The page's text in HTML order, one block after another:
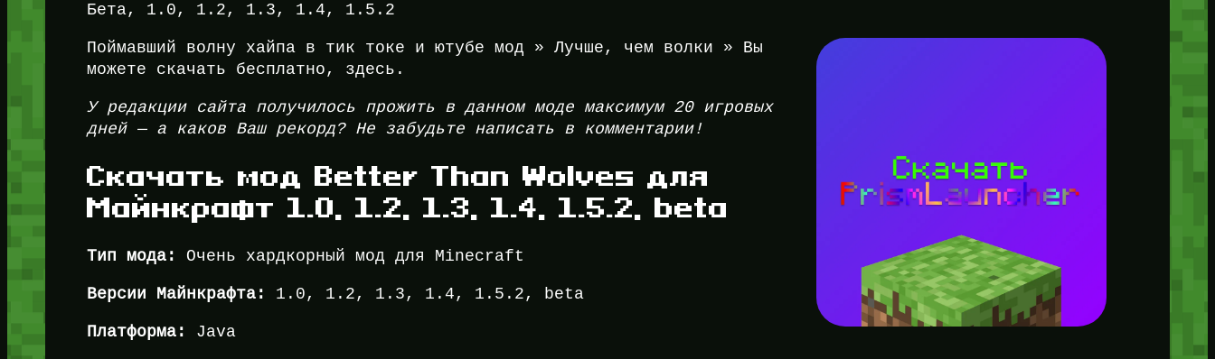
Бета, 1.0, 1.2, 1.3, 1.4, 1.5.2
Поймавший волну хайпа в тик токе и ютубе мод » Лучше, чем волки » Вы
можете скачать бесплатно, здесь.
У редакции сайта получилось прожить в данном моде максимум 20 игровых
дней — а каков Ваш рекорд? Не забудьте написать в комментарии!
Скачать мод Better Than Wolves для
Майнкрафт 1.0, 1.2, 1.3, 1.4, 1.5.2, beta
Тип мода: Очень хардкорный мод для Minecraft
Версии Майнкрафта: 1.0, 1.2, 1.3, 1.4, 1.5.2, beta
Платформа: Java